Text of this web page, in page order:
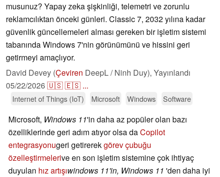
musunuz? Yapay zeka şişkinliği, telemetri ve zorunlu
reklamcılıktan önceki günleri. Classic 7, 2032 yılına kadar
güvenlik güncellemeleri alması gereken bir işletim sistemi
tabanında Windows 7'nin görünümünü ve hissini geri
getirmeyi amaçlıyor.
David Devey (Çeviren DeepL / Ninh Duy), Yayınlandı
05/22/2026🇺🇸🇪🇸 ...
Internet of Things (IoT) Microsoft Windows Software
Microsoft, Windows 11'in daha az popüler olan bazı
özelliklerinde geri adım atıyor olsa daCopilot
entegrasyonugeri getirerekgörev çubuğu
özelleştirmelerive en son işletim sistemine çok ihtiyaç
duyulan hız artışıwindows 11'in, Windows 11 'den daha iyi